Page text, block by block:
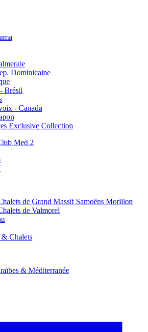
Dominicaine
Brésil
- Canada
Exclusive Collection
Med 2
de Grand Massif Samoëns Morillon
de Valmorel
Chalets
& Méditerranée